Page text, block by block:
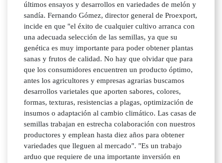
últimos ensayos y desarrollos en variedades de melón y
sandía. Fernando Gómez, director general de Proexport,
incide en que "el éxito de cualquier cultivo arranca con
una adecuada selección de las semillas, ya que su
genética es muy importante para poder obtener plantas
sanas y frutos de calidad. No hay que olvidar que para
que los consumidores encuentren un producto óptimo,
antes los agricultores y empresas agrarias buscamos
desarrollos varietales que aporten sabores, colores,
formas, texturas, resistencias a plagas, optimización de
insumos o adaptación al cambio climático. Las casas de
semillas trabajan en estrecha colaboración con nuestros
productores y emplean hasta diez años para obtener
variedades que lleguen al mercado". "Es un trabajo
arduo que requiere de una importante inversión en